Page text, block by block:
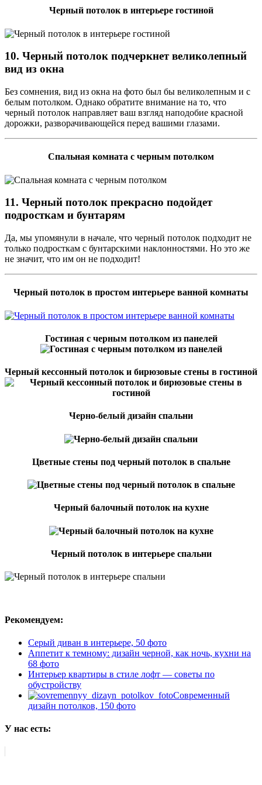
Черный потолок в интерьере гостиной
10. Черный потолок подчеркнет великолепный
вид из окна
Без сомнения, вид из окна на фото был бы великолепным и с
белым потолком. Однако обратите внимание на то, что
черный потолок направляет ваш взгляд наподобие красной
дорожки, разворачивающейся перед вашими глазами.
Спальная комната с черным потолком
11. Черный потолок прекрасно подойдет
подросткам и бунтарям
Да, мы упомянули в начале, что черный потолок подходит не
только подросткам с бунтарскими наклонностями. Но это же
не значит, что им он не подходит!
Черный потолок в простом интерьере ванной комнаты
Гостиная с черным потолком из панелей
Черный кессонный потолок и бирюзовые стены в гостиной
Черно-белый дизайн спальни
Цветные стены под черный потолок в спальне
Черный балочный потолок на кухне
Черный потолок в интерьере спальни
Рекомендуем:
Серый диван в интерьере, 50 фото
Аппетит к темному: дизайн черной, как ночь, кухни на
68 фото
Интерьер квартиры в стиле лофт — советы по
обустройству
Современный
дизайн потолков, 150 фото
У нас есть: